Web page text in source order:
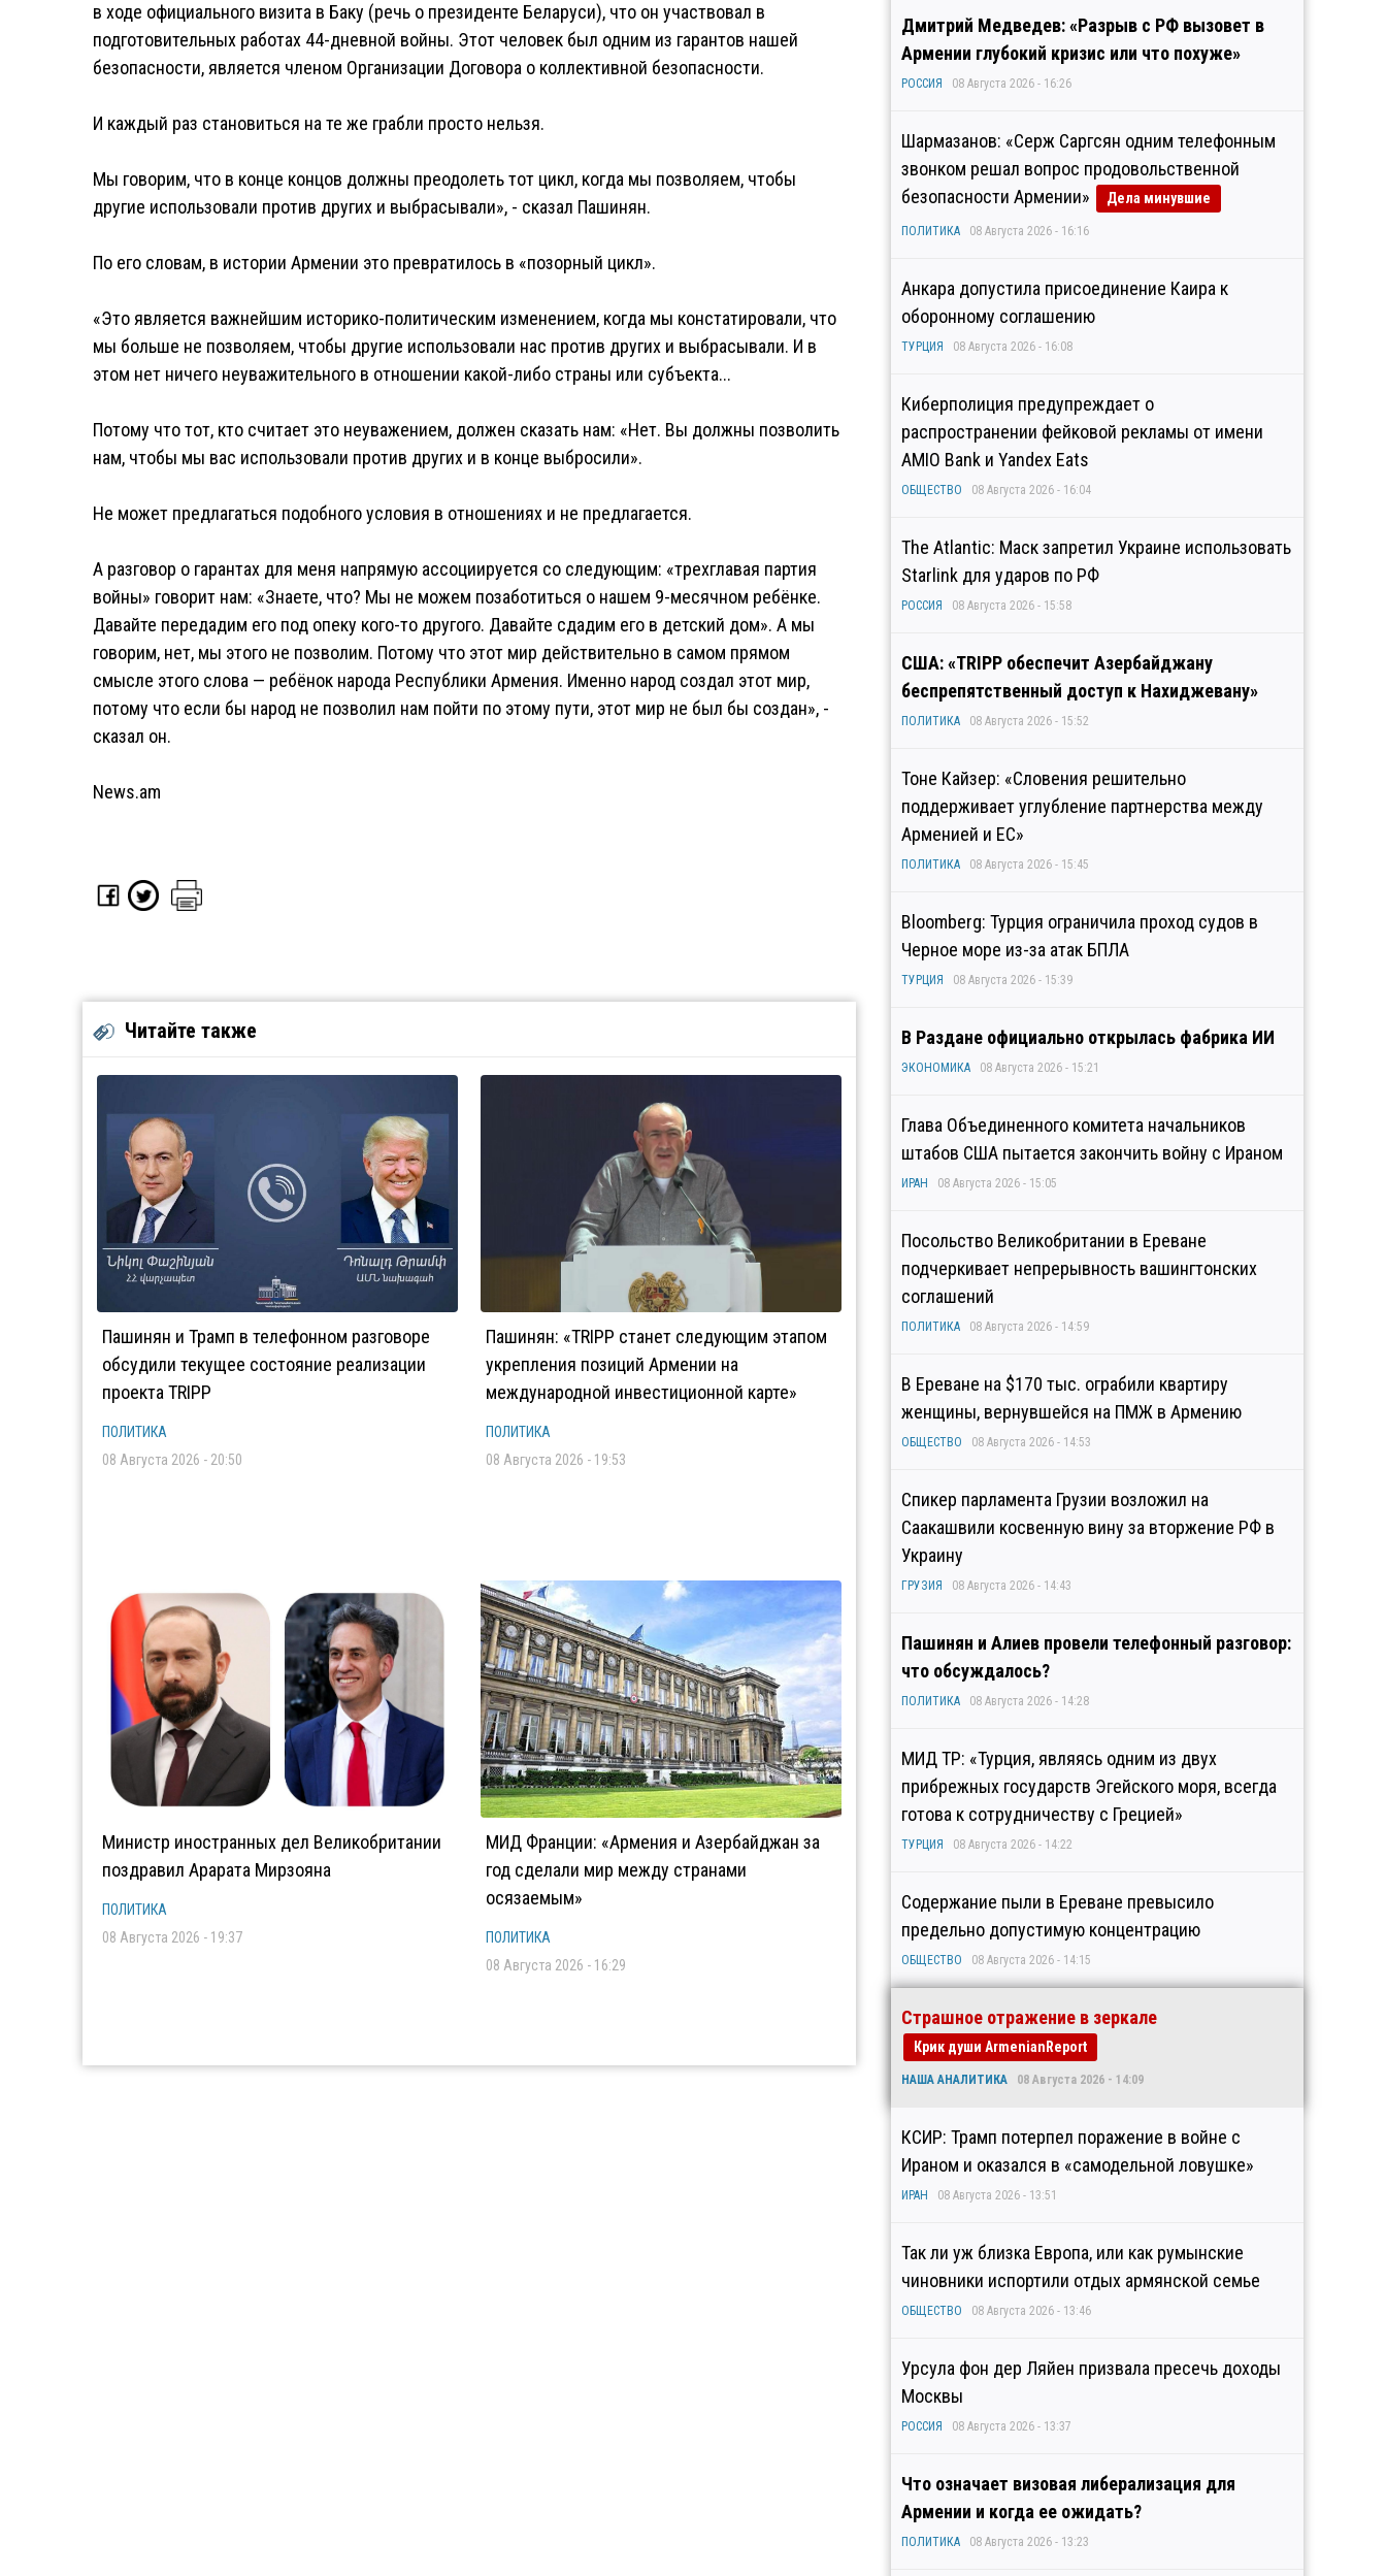
в ходе официального визита в Баку (речь о президенте Беларуси), что он участвовал в
подготовительных работах 44-дневной войны. Этот человек был одним из гарантов нашей
безопасности, является членом Организации Договора о коллективной безопасности.
И каждый раз становиться на те же грабли просто нельзя.
Мы говорим, что в конце концов должны преодолеть тот цикл, когда мы позволяем, чтобы
другие использовали против других и выбрасывали», - сказал Пашинян.
По его словам, в истории Армении это превратилось в «позорный цикл».
«Это является важнейшим историко-политическим изменением, когда мы констатировали, что
мы больше не позволяем, чтобы другие использовали нас против других и выбрасывали. И в
этом нет ничего неуважительного в отношении какой-либо страны или субъекта...
Потому что тот, кто считает это неуважением, должен сказать нам: «Нет. Вы должны позволить
нам, чтобы мы вас использовали против других и в конце выбросили».
Не может предлагаться подобного условия в отношениях и не предлагается.
А разговор о гарантах для меня напрямую ассоциируется со следующим: «трехглавая партия
войны» говорит нам: «Знаете, что? Мы не можем позаботиться о нашем 9-месячном ребёнке.
Давайте передадим его под опеку кого-то другого. Давайте сдадим его в детский дом». А мы
говорим, нет, мы этого не позволим. Потому что этот мир действительно в самом прямом
смысле этого слова — ребёнок народа Республики Армения. Именно народ создал этот мир,
потому что если бы народ не позволил нам пойти по этому пути, этот мир не был бы создан», -
сказал он.
News.am
Читайте также
Пашинян и Трамп в телефонном разговоре
обсудили текущее состояние реализации
проекта TRIPP
ПОЛИТИКА
08 Августа 2026 - 20:50
Пашинян: «TRIPP станет следующим этапом
укрепления позиций Армении на
международной инвестиционной карте»
ПОЛИТИКА
08 Августа 2026 - 19:53
Министр иностранных дел Великобритании
поздравил Арарата Мирзояна
ПОЛИТИКА
08 Августа 2026 - 19:37
МИД Франции: «Армения и Азербайджан за
год сделали мир между странами
осязаемым»
ПОЛИТИКА
08 Августа 2026 - 16:29
Дмитрий Медведев: «Разрыв с РФ вызовет в
Армении глубокий кризис или что похуже»
РОССИЯ 08 Августа 2026 - 16:26
Шармазанов: «Серж Саргсян одним телефонным
звонком решал вопрос продовольственной
безопасности Армении»
Дела минувшие
ПОЛИТИКА 08 Августа 2026 - 16:16
Анкара допустила присоединение Каира к
оборонному соглашению
ТУРЦИЯ 08 Августа 2026 - 16:08
Киберполиция предупреждает о
распространении фейковой рекламы от имени
AMIO Bank и Yandex Eats
ОБЩЕСТВО 08 Августа 2026 - 16:04
The Atlantic: Маск запретил Украине использовать
Starlink для ударов по РФ
РОССИЯ 08 Августа 2026 - 15:58
США: «TRIPP обеспечит Азербайджану
беспрепятственный доступ к Нахиджевану»
ПОЛИТИКА 08 Августа 2026 - 15:52
Тоне Кайзер: «Словения решительно
поддерживает углубление партнерства между
Арменией и ЕС»
ПОЛИТИКА 08 Августа 2026 - 15:45
Bloomberg: Турция ограничила проход судов в
Черное море из-за атак БПЛА
ТУРЦИЯ 08 Августа 2026 - 15:39
В Раздане официально открылась фабрика ИИ
ЭКОНОМИКА 08 Августа 2026 - 15:21
Глава Объединенного комитета начальников
штабов США пытается закончить войну с Ираном
ИРАН 08 Августа 2026 - 15:05
Посольство Великобритании в Ереване
подчеркивает непрерывность вашингтонских
соглашений
ПОЛИТИКА 08 Августа 2026 - 14:59
В Ереване на $170 тыс. ограбили квартиру
женщины, вернувшейся на ПМЖ в Армению
ОБЩЕСТВО 08 Августа 2026 - 14:53
Спикер парламента Грузии возложил на
Саакашвили косвенную вину за вторжение РФ в
Украину
ГРУЗИЯ 08 Августа 2026 - 14:43
Пашинян и Алиев провели телефонный разговор:
что обсуждалось?
ПОЛИТИКА 08 Августа 2026 - 14:28
МИД ТР: «Турция, являясь одним из двух
прибрежных государств Эгейского моря, всегда
готова к сотрудничеству с Грецией»
ТУРЦИЯ 08 Августа 2026 - 14:22
Содержание пыли в Ереване превысило
предельно допустимую концентрацию
ОБЩЕСТВО 08 Августа 2026 - 14:15
Страшное отражение в зеркале
Крик души ArmenianReport
НАША АНАЛИТИКА 08 Августа 2026 - 14:09
КСИР: Трамп потерпел поражение в войне с
Ираном и оказался в «самодельной ловушке»
ИРАН 08 Августа 2026 - 13:51
Так ли уж близка Европа, или как румынские
чиновники испортили отдых армянской семье
ОБЩЕСТВО 08 Августа 2026 - 13:46
Урсула фон дер Ляйен призвала пресечь доходы
Москвы
РОССИЯ 08 Августа 2026 - 13:37
Что означает визовая либерализация для
Армении и когда ее ожидать?
ПОЛИТИКА 08 Августа 2026 - 13:23